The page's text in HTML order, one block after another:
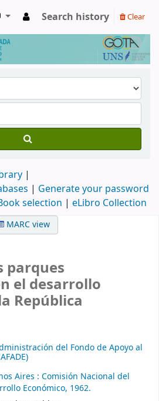
y Turismo
Search history Clear
| Generate your password
selection | eLibro Collection
MARC view
parques
el desarrollo
República
del Fondo de Apoyo al
Aires : Comisión Nacional del
Económico, 1962.